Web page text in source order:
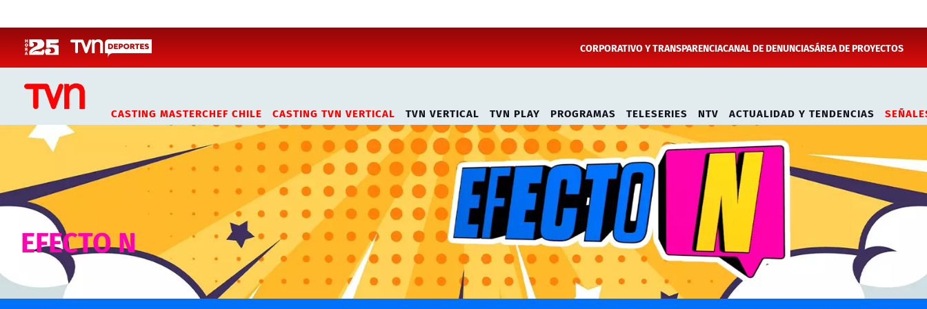
CORPORATIVO Y TRANSPARENCIACANAL DE DENUNCIASÁREA DE PROYECTOS
CASTING MASTERCHEF CHILE CASTING TVN VERTICAL TVN VERTICAL TVN PLAY PROGRAMAS TELESERIES NTV ACTUALIDAD Y TENDENCIAS
EFECTO N